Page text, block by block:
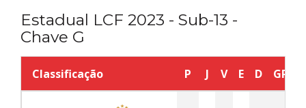
Estadual LCF 2023 - Sub-13 -
Chave G
Classificação P J V E D GP